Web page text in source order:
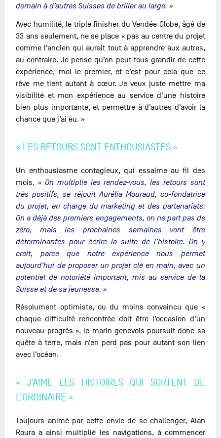
demain à d’autres Suisses de briller au large. »
Avec humilité, le triple finisher du Vendée Globe, âgé de
33 ans seulement, ne se place « pas au centre du projet
comme l’ancien qui aurait tout à apprendre aux autres,
au contraire. Je pense qu’on peut tous grandir de cette
expérience, moi le premier, et c’est pour cela que ce
rêve me tient autant à cœur. Je veux juste mettre ma
visibilité et mon expérience au service d’une histoire
bien plus importante, et permettre à d’autres d’avoir la
chance que j’ai eu. »
« LES RETOURS SONT ENTHOUSIASTES »
Un enthousiasme contagieux, qui essaime au fil des
mois. « On multiplie les rendez-vous, les retours sont
très positifs, se réjouit Aurélia Mouraud, co-fondatrice
du projet, en charge du marketing et des partenariats.
On a déjà des premiers engagements, on ne part pas de
zéro, mais les prochaines semaines vont être
déterminantes pour écrire la suite de l’histoire. On y
croit, parce que notre expérience nous permet
aujourd’hui de proposer un projet clé en main, avec un
potentiel de notoriété important, mis au service de la
Suisse et de sa jeunesse. »
Résolument optimiste, ou du moins convaincu que «
chaque difficulté rencontrée doit être l’occasion d’un
nouveau progrès », le marin genevois poursuit donc sa
quête à terre, mais n’en perd pas pour autant son lien
avec l’océan.
« J’AIME LES HISTOIRES QUI SORTENT DE
L’ORDINAIRE »
Toujours animé par cette envie de se challenger, Alan
Roura a ainsi multiplié les navigations, à commencer